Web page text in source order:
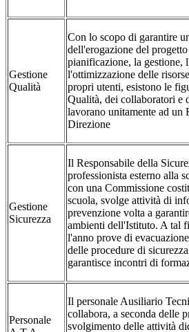
Gestione
Qualità
Con lo scopo di garantire
dell'erogazione del
pianificazione, la gestione,
l'ottimizzazione delle
propri utenti, esistono le
Qualità, dei collaboratori e
lavorano unitamente ad un
Direzione
Gestione
Sicurezza
Il Responsabile della
professionista esterno alla
con una Commissione
scuola, svolge attività di
prevenzione volta a
ambienti dell'Istituto. A tal
l'anno prove di
delle procedure di
garantisce incontri di
Personale
Il personale Ausiliario
collabora, a seconda delle
svolgimento delle attività